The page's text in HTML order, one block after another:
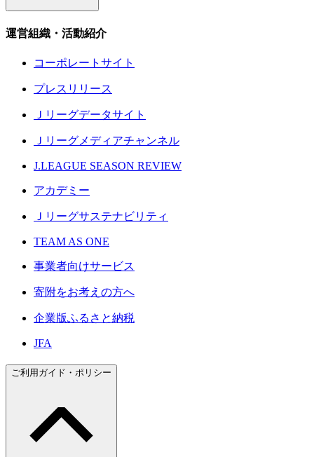
運営組織・活動紹介
コーポレートサイト
プレスリリース
Ｊリーグデータサイト
Ｊリーグメディアチャンネル
J.LEAGUE SEASON REVIEW
アカデミー
Ｊリーグサステナビリティ
TEAM AS ONE
事業者向けサービス
寄附をお考えの方へ
企業版ふるさと納税
JFA
ご利用ガイド・ポリシー